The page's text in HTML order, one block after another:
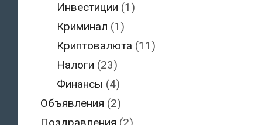
Инвестиции (1)
Криминал (1)
Криптовалюта (11)
Налоги (23)
Финансы (4)
Объявления (2)
Поздравления (2)